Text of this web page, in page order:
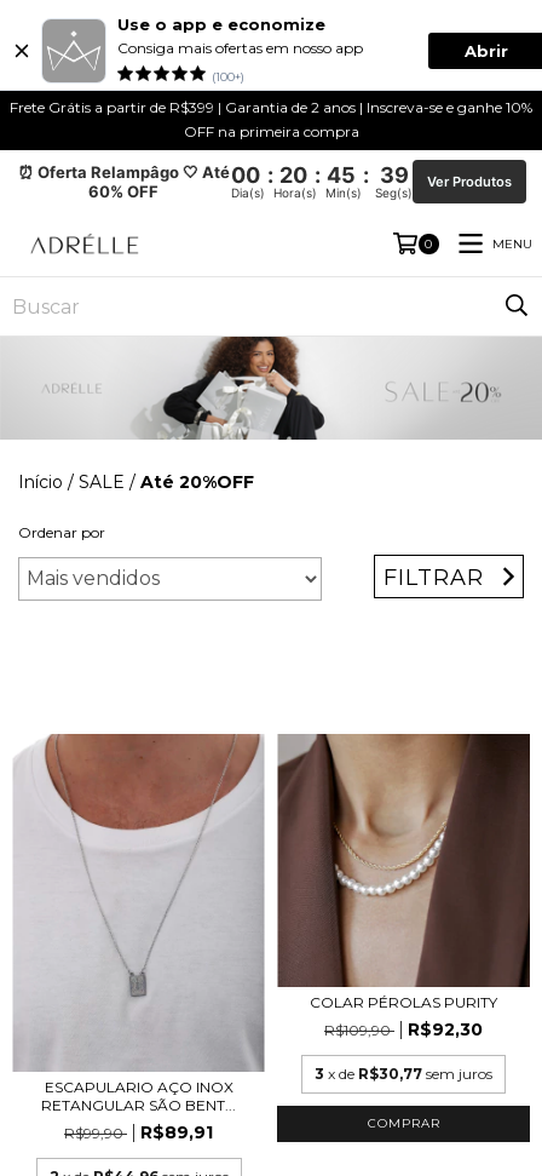
Use o app e economize
Consiga mais ofertas em nosso app
(100+)
Abrir
Frete Grátis a partir de R$399 | Garantia de 2 anos | Inscreva-se e ganhe 10%
OFF na primeira compra
⏰ Oferta Relampâgo 🤍 Até
60% OFF
00 : 20 : 45 : 39
Dia(s) Hora(s) Min(s) Seg(s)
Ver Produtos
0 MENU
Início / SALE / Até 20%OFF
Ordenar por
FILTRAR
ESCAPULARIO AÇO INOX
RETANGULAR SÃO BENT...
R$99,90
R$89,91
COLAR PÉROLAS PURITY
R$109,90
R$92,30
3 x de R$30,77 sem juros